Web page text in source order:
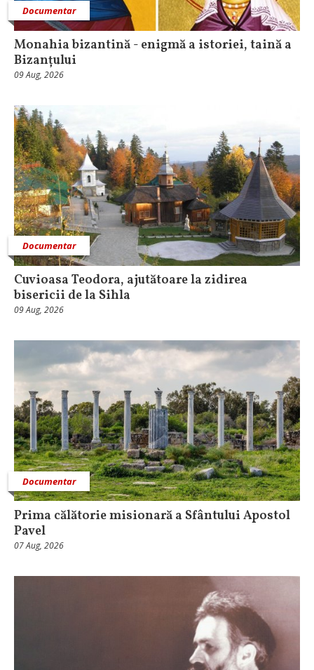
Documentar
Monahia bizantină - enigmă a istoriei, taină a
Bizanțului
09 Aug, 2026
Documentar
Cuvioasa Teodora, ajutătoare la zidirea
bisericii de la Sihla
09 Aug, 2026
Documentar
Prima călătorie misionară a Sfântului Apostol
Pavel
07 Aug, 2026